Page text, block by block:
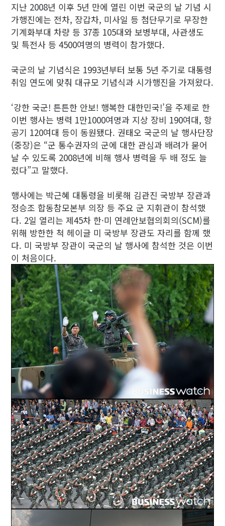
지난 2008년 이후 5년 만에 열린 이번 국군의 날 기념 시
가행진에는 전차, 장갑차, 미사일 등 첨단무기로 무장한
기계화부대 차량 등 37종 105대와 보병부대, 사관생도
및 특전사 등 4500여명의 병력이 참가했다.
국군의 날 기념식은 1993년부터 보통 5년 주기로 대통령
취임 연도에 맞춰 대규모 기념식과 시가행진을 가져왔다.
‘강한 국군! 튼튼한 안보! 행복한 대한민국!’을 주제로 한
이번 행사는 병력 1만1000여명과 지상 장비 190여대, 항
공기 120여대 등이 동원됐다. 권태오 국군의 날 행사단장
(중장)은 “군 통수권자의 군에 대한 관심과 배려가 묻어
날 수 있도록 2008년에 비해 행사 병력을 두 배 정도 늘
렸다”고 말했다.
행사에는 박근혜 대통령을 비롯해 김관진 국방부 장관과
정승조 합동참모본부 의장 등 주요 군 지휘관이 참석했
다. 2일 열리는 제45차 한·미 연례안보협의회의(SCM)를
위해 방한한 척 헤이글 미 국방부 장관도 자리를 함께 했
다. 미 국방부 장관이 국군의 날 행사에 참석한 것은 이번
이 처음이다.